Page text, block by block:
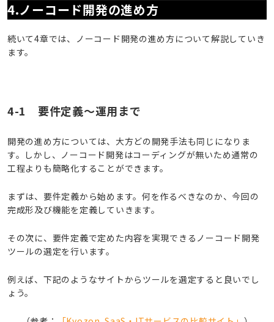
4.ノーコード開発の進め方
続いて4章では、ノーコード開発の進め方について解説していき
ます。
4-1 要件定義～運用まで
開発の進め方については、大方どの開発手法も同じになりま
す。しかし、ノーコード開発はコーディングが無いため通常の
工程よりも簡略化することができます。
まずは、要件定義から始めます。何を作るべきなのか、今回の
完成形及び機能を定義していきます。
その次に、要件定義で定めた内容を実現できるノーコード開発
ツールの選定を行います。
例えば、下記のようなサイトからツールを選定すると良いでし
ょう。